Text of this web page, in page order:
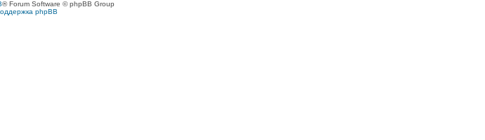
® Forum Software © phpBB Group
phpBB